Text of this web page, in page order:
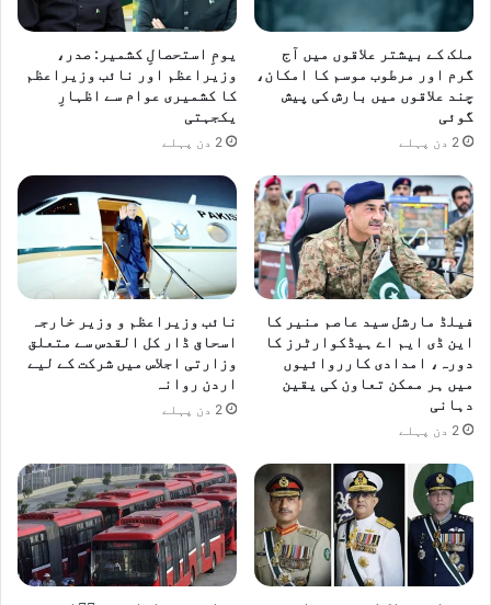
ملک کے بیشتر علاقوں میں آج
گرم اور مرطوب موسم کا امکان،
چند علاقوں میں بارش کی پیش
گوئی
2 دن پہلے
یومِ استحصالِ کشمیر: صدر،
وزیراعظم اور نائب وزیراعظم
کا کشمیری عوام سے اظہارِ
یکجہتی
2 دن پہلے
فیلڈ مارشل سید عاصم منیر کا
این ڈی ایم اے ہیڈکوارٹرز کا
دورہ، امدادی کارروائیوں
میں ہر ممکن تعاون کی یقین
دہانی
2 دن پہلے
نائب وزیراعظم و وزیر خارجہ
اسحاق ڈار کل القدس سے متعلق
وزارتی اجلاس میں شرکت کے لیے
اردن روانہ
2 دن پہلے